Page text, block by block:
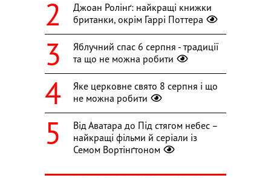
Джоан Ролінґ: найкращі книжки
британки, окрім Гаррі Поттера
Яблучний спас 6 серпня - традиції
та що не можна робити
Яке церковне свято 8 серпня і що
не можна робити
Від Аватара до Під стягом небес –
найкращі фільми й серіали із
Семом Вортінґтоном